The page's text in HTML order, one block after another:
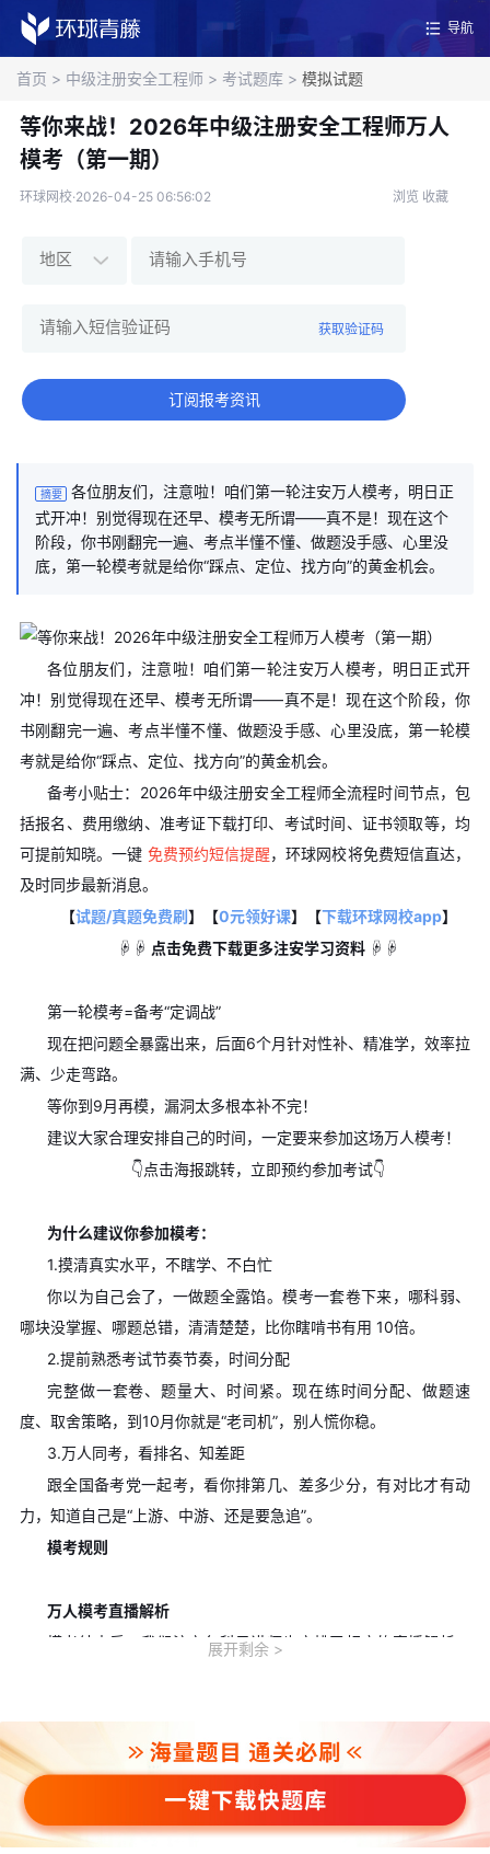
导航
首页 > 中级注册安全工程师 > 考试题库 > 模拟试题
等你来战！2026年中级注册安全工程师万人
模考（第一期）
环球网校·2026-04-25 06:56:02 浏览 收藏
获取验证码
订阅报考资讯
摘要
各位朋友们，注意啦！咱们第一轮注安万人模考，明日正
式开冲！别觉得现在还早、模考无所谓——真不是！现在这个
阶段，你书刚翻完一遍、考点半懂不懂、做题没手感、心里没
底，第一轮模考就是给你“踩点、定位、找方向”的黄金机会。
各位朋友们，注意啦！咱们第一轮注安万人模考，明日正式开
冲！别觉得现在还早、模考无所谓——真不是！现在这个阶段，你
书刚翻完一遍、考点半懂不懂、做题没手感、心里没底，第一轮模
考就是给你“踩点、定位、找方向”的黄金机会。
备考小贴士：2026年中级注册安全工程师全流程时间节点，包
括报名、费用缴纳、准考证下载打印、考试时间、证书领取等，均
可提前知晓。一键 免费预约短信提醒，环球网校将免费短信直达，
及时同步最新消息。
【试题/真题免费刷】【0元领好课】【下载环球网校app】
☟☟ 点击免费下载更多注安学习资料 ☟☟
第一轮模考=备考“定调战”
现在把问题全暴露出来，后面6个月针对性补、精准学，效率拉
满、少走弯路。
等你到9月再模，漏洞太多根本补不完！
建议大家合理安排自己的时间，一定要来参加这场万人模考！
👇点击海报跳转，立即预约参加考试👇
为什么建议你参加模考：
1.摸清真实水平，不瞎学、不白忙
你以为自己会了，一做题全露馅。模考一套卷下来，哪科弱、
哪块没掌握、哪题总错，清清楚楚，比你瞎啃书有用 10倍。
2.提前熟悉考试节奏节奏，时间分配
完整做一套卷、题量大、时间紧。现在练时间分配、做题速
度、取舍策略，到10月你就是“老司机”，别人慌你稳。
3.万人同考，看排名、知差距
跟全国备考党一起考，看你排第几、差多少分，有对比才有动
力，知道自己是“上游、中游、还是要急追”。
模考规则
万人模考直播解析
模考结束后，我们注安各科目讲师也安排了相应的直播解析，
直播时间
老师
5月6日19:00-20:00
杨云飞
法规
5月7日19:00-20:00
康小瑜
5月8日19:00-20:00
王颖
技术
展开剩余